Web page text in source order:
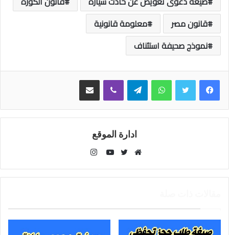
قانون مصر
معلومة قانونية
نموذج صحيفة استئناف
واتساب تيلقرام ڤايبر مشاركة عبر البريد
ادارة الموقع
الويب